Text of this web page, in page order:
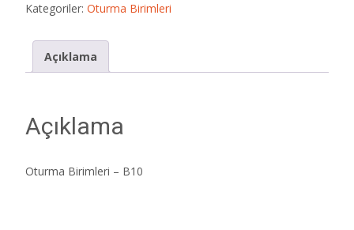
Kategoriler: Oturma Birimleri
Açıklama
Açıklama
Oturma Birimleri – B10